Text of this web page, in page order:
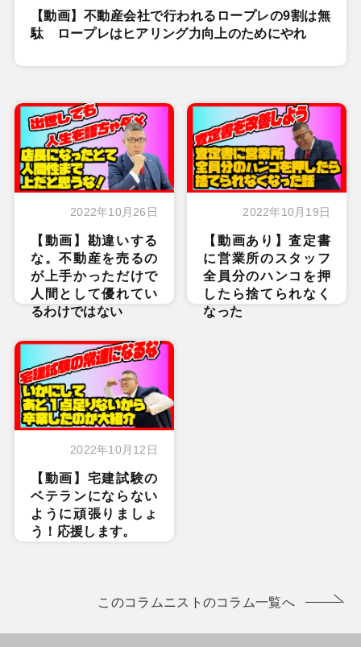
【動画】不動産会社で行われるロープレの9割は無
駄 ロープレはヒアリング力向上のためにやれ
2022年10月26日
【動画】勘違いする
な。不動産を売るの
が上手かっただけで
人間として優れてい
るわけではない
2022年10月19日
【動画あり】査定書
に営業所のスタッフ
全員分のハンコを押
したら捨てられなく
なった
2022年10月12日
【動画】宅建試験の
ベテランにならない
ように頑張りましょ
う！応援します。
このコラムニストのコラム一覧へ